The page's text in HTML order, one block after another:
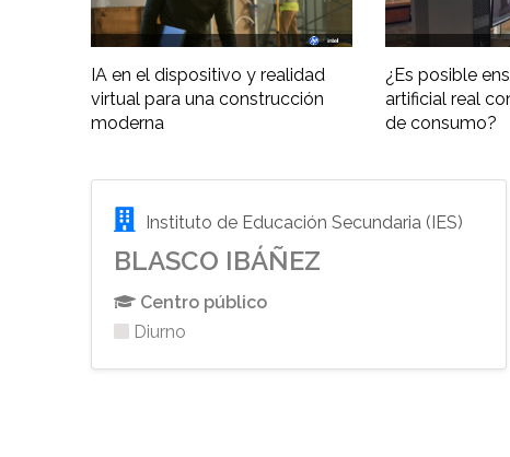
IA en el dispositivo y realidad
virtual para una construcción
moderna
¿Es posible
artificial real
de consumo?
Instituto de Educación Secundaria (IES)
BLASCO IBÁÑEZ
Centro público
Diurno